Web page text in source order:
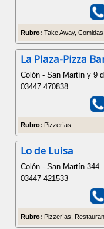
Rubro: Take Away,
La Plaza-Pizza
Colón - San Martín y 9
03447 470838
Rubro: Pizzerías...
Lo de Luisa
Colón - San Martín 344
03447 421533
Rubro: Pizzerías,